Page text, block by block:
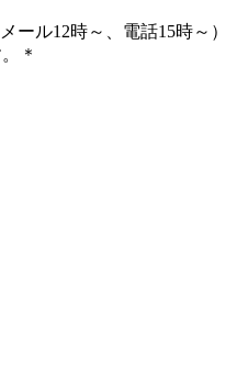
ル12時～、電話15時～）
＊